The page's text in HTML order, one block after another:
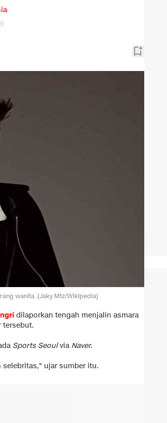
wanita. (Jaky Mtz/Wikipedia)
dilaporkan tengah menjalin asmara
tersebut.
Sports Seoulvia Naver.
selebritas," ujar sumber itu.